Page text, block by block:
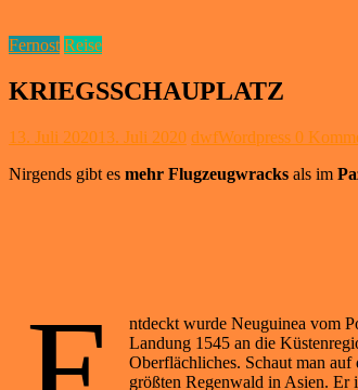
Fernost Reise
KRIEGSSCHAUPLATZ
13. Juli 202013. Juli 2020 dwfWordpress 0
Nirgends gibt es mehr Flugzeugwracks als im
ntdeckt wurde Neuguinea vom
Landung 1545 an die
Oberflächliches. Schaut man
größten Regenwald in Asien. Er